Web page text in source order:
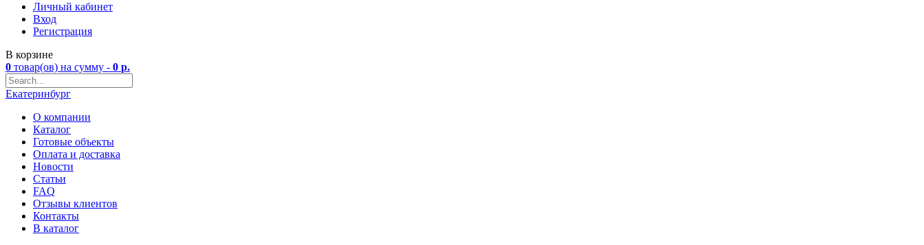
Личный кабинет
Вход
Регистрация
В корзине
0 товар(ов) на сумму - 0 р.
Екатеринбург
О компании
Каталог
Готовые объекты
Оплата и доставка
Новости
Статьи
FAQ
Отзывы клиентов
Контакты
В каталог